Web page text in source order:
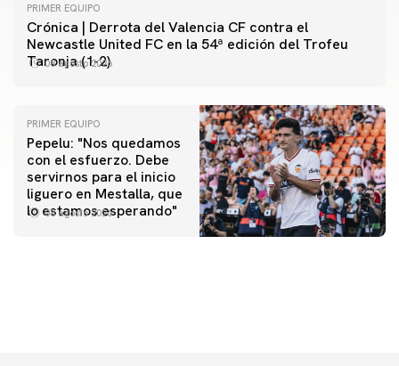
PRIMER EQUIPO
Crónica | Derrota del Valencia CF contra el
Newcastle United FC en la 54ª edición del Trofeu
Taronja (1-2)
08 agosto 2026
PRIMER EQUIPO
Pepelu: "Nos quedamos
con el esfuerzo. Debe
servirnos para el inicio
liguero en Mestalla, que
lo estamos esperando"
08 agosto 2026
PRIMER EQUIPO
Las fotos del Valencia CF-Newcastle United FC
PRIMER EQUIPO
MESTALLA 📍